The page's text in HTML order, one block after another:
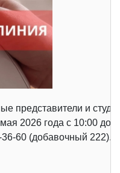
представители и
2026 года с 10:00
60 (добавочный